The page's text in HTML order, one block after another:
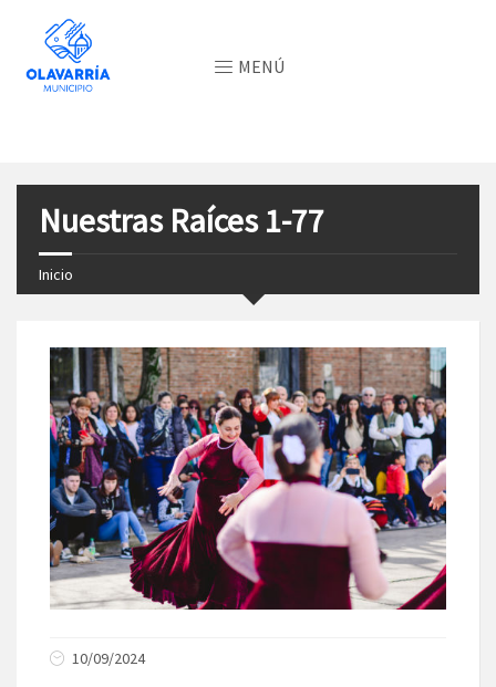
MENÚ
Nuestras Raíces 1-77
Inicio
10/09/2024